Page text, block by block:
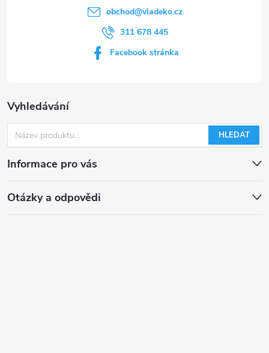
Vyhledávání
HLEDAT
Informace pro vás
Otázky a odpovědi
obchod@vladeko.cz
311 678 445
Facebook stránka